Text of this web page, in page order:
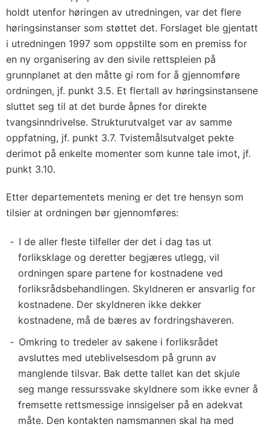
holdt utenfor høringen av utredningen, var det flere
høringsinstanser som støttet det. Forslaget ble gjentatt
i utredningen 1997 som oppstilte som en premiss for
en ny organisering av den sivile rettspleien på
grunnplanet at den måtte gi rom for å gjennomføre
ordningen, jf. punkt 3.5. Et flertall av høringsinstansene
sluttet seg til at det burde åpnes for direkte
tvangsinndrivelse. Strukturutvalget var av samme
oppfatning, jf. punkt 3.7. Tvistemålsutvalget pekte
derimot på enkelte momenter som kunne tale imot, jf.
punkt 3.10.
Etter departementets mening er det tre hensyn som
tilsier at ordningen bør gjennomføres:
I de aller fleste tilfeller der det i dag tas ut
forliksklage og deretter begjæres utlegg, vil
ordningen spare partene for kostnadene ved
forliksrådsbehandlingen. Skyldneren er ansvarlig for
kostnadene. Der skyldneren ikke dekker
kostnadene, må de bæres av fordringshaveren.
Omkring to tredeler av sakene i forliksrådet
avsluttes med uteblivelsesdom på grunn av
manglende tilsvar. Bak dette tallet kan det skjule
seg mange ressurssvake skyldnere som ikke evner å
fremsette rettsmessige innsigelser på en adekvat
måte. Den kontakten namsmannen skal ha med